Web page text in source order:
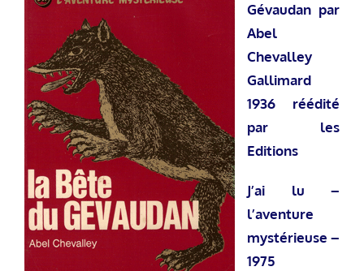
Gévaudan par
Abel
Chevalley
Gallimard
1936 réédité
par les
Editions
J’ai lu –
l’aventure
mystérieuse –
1975